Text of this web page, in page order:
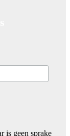
is geen sprake